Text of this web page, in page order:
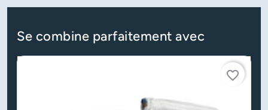
Se combine parfaitement avec
favorite_border